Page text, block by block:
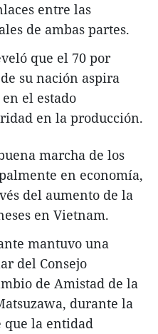
entre las
de ambas partes.
que el 70 por
su nación aspira
el estado
en la producción.
marcha de los
en economía,
del aumento de la
en Vietnam.
mantuvo una
del Consejo
de Amistad de la
durante la
que la entidad